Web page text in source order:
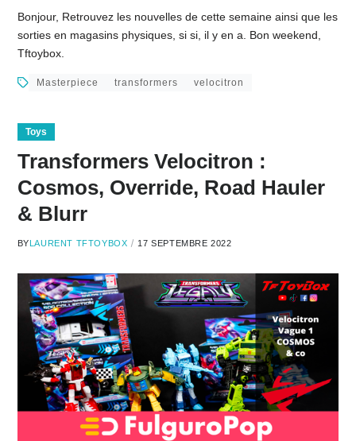
Bonjour, Retrouvez les nouvelles de cette semaine ainsi que les
sorties en magasins physiques, si si, il y en a. Bon weekend,
Tftoybox.
Masterpiece transformers velocitron
Toys
Transformers Velocitron :
Cosmos, Override, Road Hauler
& Blurr
BYLAURENT TFTOYBOX 17 SEPTEMBRE 2022